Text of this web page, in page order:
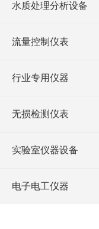
水质处理分析设备
流量控制仪表
行业专用仪器
无损检测仪表
实验室仪器设备
电子电工仪器